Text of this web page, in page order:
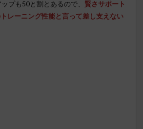
プも50と割とあるので、 賢さサポート
レーニング性能と言って差し支えない